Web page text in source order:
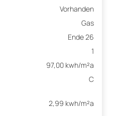
Vorhanden
Gas
Ende 26
1
97,00 kwh/m²a
C
2,99 kwh/m²a